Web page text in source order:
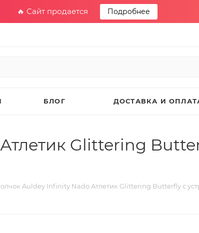
🔥 Сайт продается Подробнее
БЛОГ ДОСТАВКА И
Glittering
Auldey Infinity Nado Атлетик Glittering Butterfly c